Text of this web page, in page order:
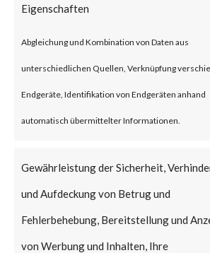
Eigenschaften
Abgleichung und Kombination von Daten aus
unterschiedlichen Quellen, Verknüpfung
Endgeräte, Identifikation von Endgeräten anhand
automatisch übermittelter Informationen.
Gewährleistung der Sicherheit,
und Aufdeckung von Betrug und
Fehlerbehebung, Bereitstellung und
von Werbung und Inhalten, Ihre
reported that the flaw
actively exploited in
Microsoft released a
Patch Tuesday updates.
follow the link to learn
about mitigation